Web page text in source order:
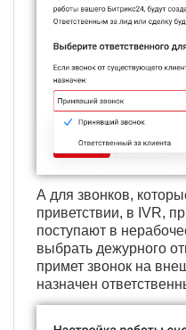
А для звонков,
приветствии, в IVR,
поступают в
выбрать дежурного
примет звонок на
назначен